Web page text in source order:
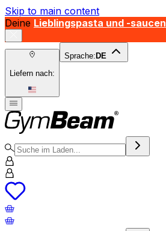
Skip to main content
Deine Lieblingspasta und -saucen
Liefern nach:
Sprache: DE